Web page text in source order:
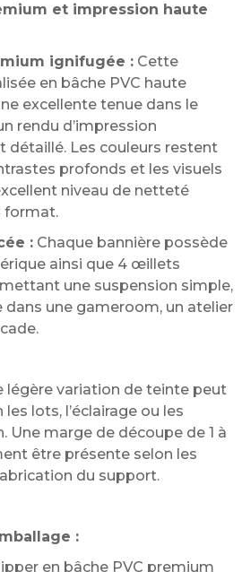
et impression haute
ignifugée : Cette
en bâche PVC haute
excellente tenue dans le
rendu d’impression
détaillé. Les couleurs restent
profonds et les visuels
niveau de netteté
format.
: Chaque bannière possède
ainsi que 4 œillets
une suspension simple,
dans une gameroom, un atelier
légère variation de teinte peut
lots, l’éclairage ou les
Une marge de découpe de 1 à
être présente selon les
du support.
:
en bâche PVC premium